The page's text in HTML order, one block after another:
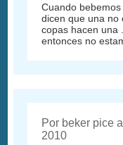
Cuando
dicen que una no
copas hacen una
entonces no
Por beker pice
2010